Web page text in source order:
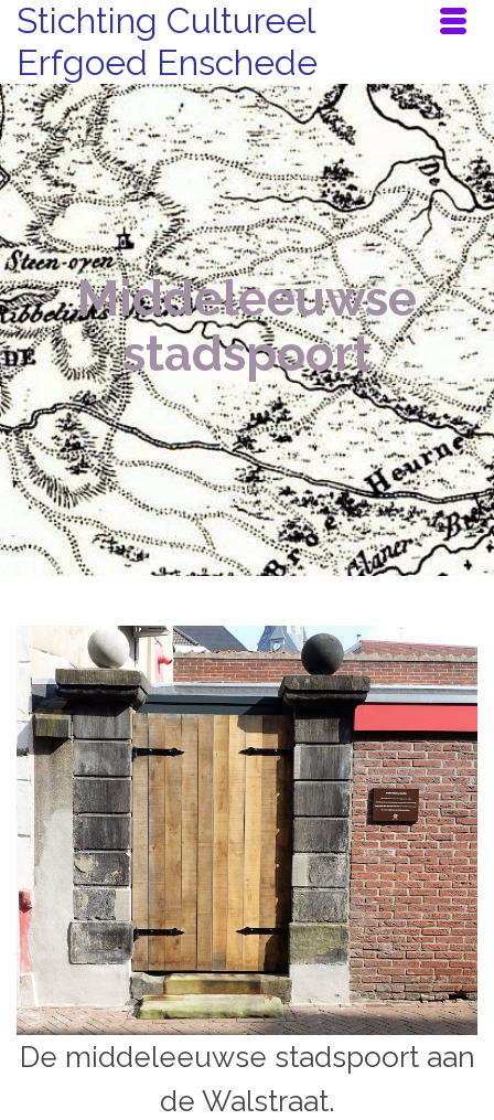
Stichting Cultureel
Erfgoed Enschede
Middeleeuwse
stadspoort
De middeleeuwse stadspoort aan
de Walstraat.